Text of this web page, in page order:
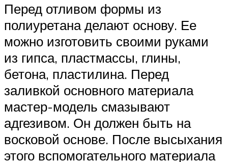
Перед отливом формы из
полиуретана делают основу. Ее
можно изготовить своими руками
из гипса, пластмассы, глины,
бетона, пластилина. Перед
заливкой основного материала
мастер-модель смазывают
адгезивом. Он должен быть на
восковой основе. После высыхания
этого вспомогательного материала